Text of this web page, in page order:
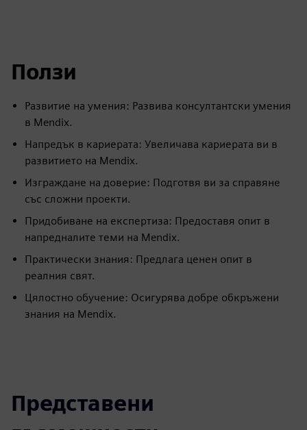
Ползи
Развитие на умения: Развива консултантски умения
в Mendix.
Напредък в кариерата: Увеличава кариерата ви в
развитието на Mendix.
Изграждане на доверие: Подготвя ви за справяне
със сложни проекти.
Придобиване на експертиза: Предоставя опит в
напредналите теми на Mendix.
Практически знания: Предлага ценен опит в
реалния свят.
Цялостно обучение: Осигурява добре обкръжени
знания на Mendix.
Представени